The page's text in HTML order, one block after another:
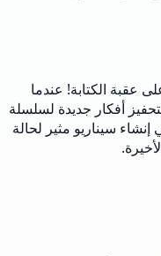
عقبة الكتابة! عندما
أفكار جديدة لسلسلة
سيناريو مثير لحالة